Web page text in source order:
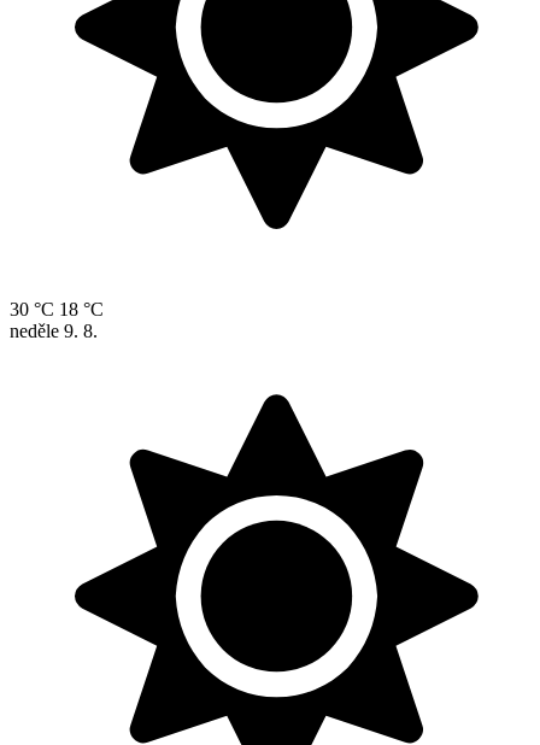
30 °C 18 °C
neděle 9. 8.